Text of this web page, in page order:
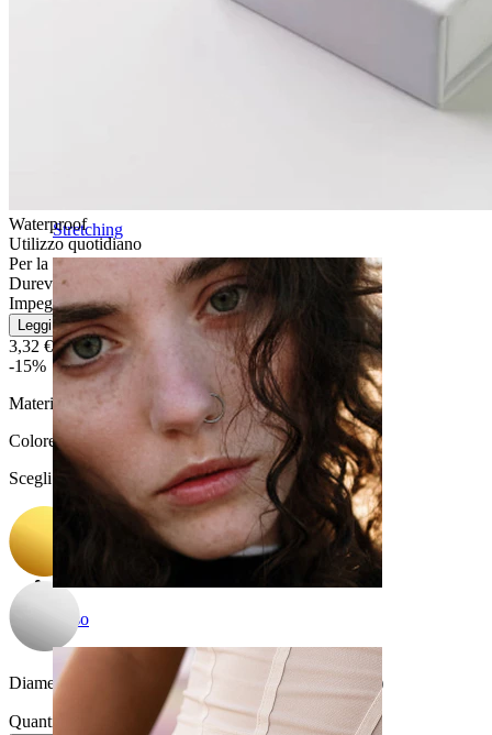
Stretching
Naso
Waterproof
Utilizzo quotidiano
Per la maggior parte dei tipi di pelle
Durevole
Impegnativo
Leggi di più
3,32 €3,90 €
-15%
Materiale: Acciaio chirurgico
Colore:
Scegli Colore
Diametro del filo: 1,2 mm (adatto a dermal di 1,6 mm)
Quantità: 1